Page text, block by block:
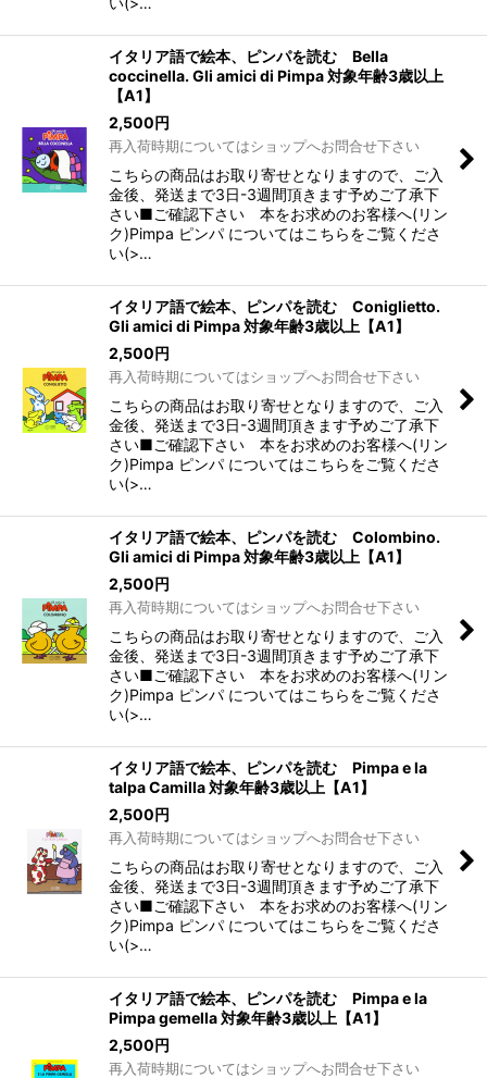
イタリア語で絵本、ピンパを読む Bella
coccinella. Gli amici di Pimpa 対象年齢3歳以上
【A1】
2,500円
再入荷時期についてはショップへお問合せ下さい
こちらの商品はお取り寄せとなりますので、ご入
金後、発送まで3日-3週間頂きます予めご了承下
さい■ご確認下さい 本をお求めのお客様へ(リン
ク)Pimpa ピンパ についてはこちらをご覧くださ
い(>…
イタリア語で絵本、ピンパを読む Coniglietto.
Gli amici di Pimpa 対象年齢3歳以上【A1】
2,500円
再入荷時期についてはショップへお問合せ下さい
こちらの商品はお取り寄せとなりますので、ご入
金後、発送まで3日-3週間頂きます予めご了承下
さい■ご確認下さい 本をお求めのお客様へ(リン
ク)Pimpa ピンパ についてはこちらをご覧くださ
い(>…
イタリア語で絵本、ピンパを読む Colombino.
Gli amici di Pimpa 対象年齢3歳以上【A1】
2,500円
再入荷時期についてはショップへお問合せ下さい
こちらの商品はお取り寄せとなりますので、ご入
金後、発送まで3日-3週間頂きます予めご了承下
さい■ご確認下さい 本をお求めのお客様へ(リン
ク)Pimpa ピンパ についてはこちらをご覧くださ
い(>…
イタリア語で絵本、ピンパを読む Pimpa e la
talpa Camilla 対象年齢3歳以上【A1】
2,500円
再入荷時期についてはショップへお問合せ下さい
こちらの商品はお取り寄せとなりますので、ご入
金後、発送まで3日-3週間頂きます予めご了承下
さい■ご確認下さい 本をお求めのお客様へ(リン
ク)Pimpa ピンパ についてはこちらをご覧くださ
い(>…
イタリア語で絵本、ピンパを読む Pimpa e la
Pimpa gemella 対象年齢3歳以上【A1】
2,500円
再入荷時期についてはショップへお問合せ下さい